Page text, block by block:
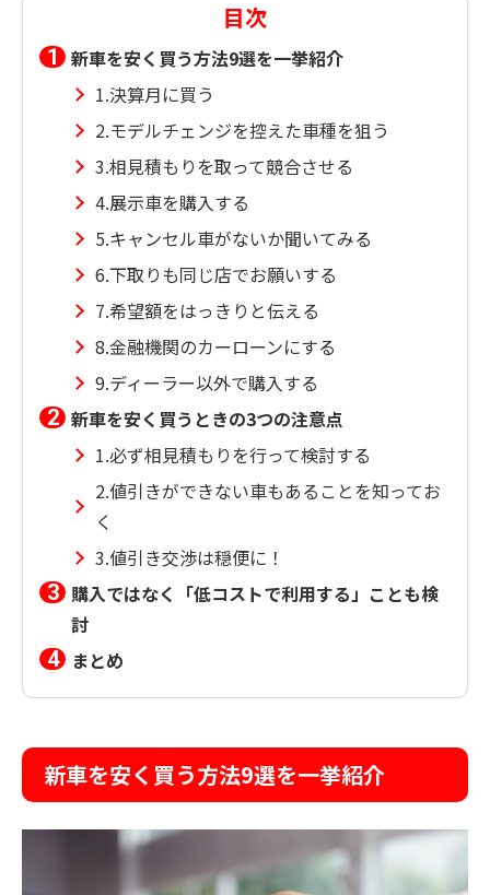
目次
新車を安く買う方法9選を一挙紹介
1.決算月に買う
2.モデルチェンジを控えた車種を狙う
3.相見積もりを取って競合させる
4.展示車を購入する
5.キャンセル車がないか聞いてみる
6.下取りも同じ店でお願いする
7.希望額をはっきりと伝える
8.金融機関のカーローンにする
9.ディーラー以外で購入する
新車を安く買うときの3つの注意点
1.必ず相見積もりを行って検討する
2.値引きができない車もあることを知ってお
く
3.値引き交渉は穏便に！
購入ではなく「低コストで利用する」ことも検
討
まとめ
新車を安く買う方法9選を一挙紹介